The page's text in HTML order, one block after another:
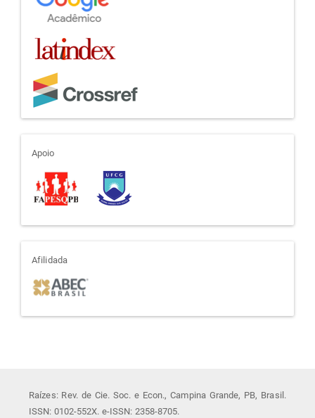
apoio
Apoio
afiliada
Afilidada
Raízes: Rev. de Cie. Soc. e Econ., Campina Grande, PB, Brasil.
ISSN: 0102-552X. e-ISSN: 2358-8705.